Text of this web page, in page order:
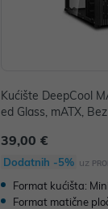
Kućište DeepCool
ed Glass, mATX,
39,00 €
Dodatnih -5% uz
Format kućišta:
Format matične